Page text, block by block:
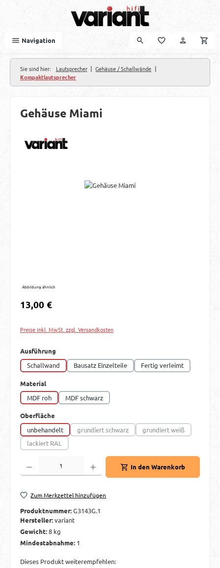
Navigation
Sie sind hier: Lautsprecher | Gehäuse / Schallwände |
Kompaktlautsprecher
Gehäuse Miami
Bildergalerie überspringen
Abbildung ähnlich
Regulärer Preis:
13,00 €
Preise inkl. MwSt. zzgl. Versandkosten
Ausführung
Schallwand
Bausatz Einzelteile Fertig verleimt
Material
MDF roh
MDF schwarz
Oberfläche
unbehandelt
grundiert schwarz
(Diese Option ist zurzeit nicht verfügbar.)
grundiert weiß
(Diese Option ist
lackiert RAL
(Diese Option ist zurzeit nicht verfügbar.)
Produkt Anzahl: Gib den gewünschten Wert ein oder benutze die Schaltflächen
In den Warenkorb
Zum Merkzettel hinzufügen
Produktnummer:G3143G.1
Hersteller:variant
Gewicht:8 kg
Mindestabnahme: 1
Dieses Produkt weiterempfehlen: